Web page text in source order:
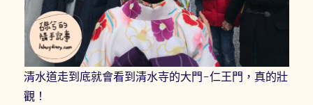
清水道走到底就會看到清水寺的大門-仁王門，真的壯
觀！